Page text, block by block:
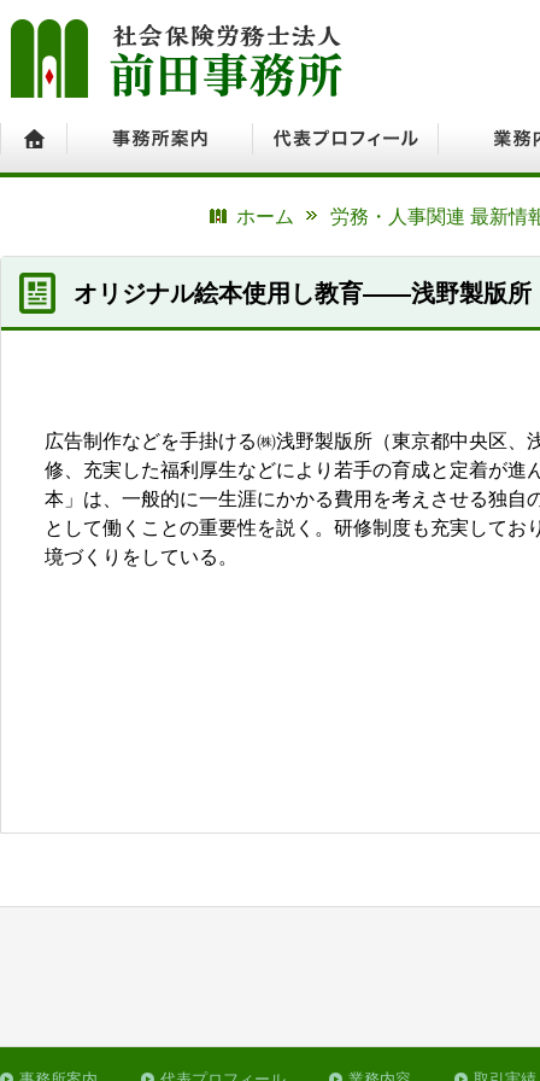
ホーム
労務・人事関連 最新情
オリジナル絵本使用し教育――浅野製版所
広告制作などを手掛ける㈱浅野製版所（東京都中央区
修、充実した福利厚生などにより若手の育成と定着が
本」は、一般的に一生涯にかかる費用を考えさせる独
として働くことの重要性を説く。研修制度も充実して
境づくりをしている。